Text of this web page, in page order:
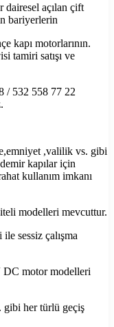
dairesel açılan çift
bariyerlerin
kapı motorlarının.
tamiri satışı ve
/ 532 558 77 22
,valilik vs. gibi
kapılar için
kullanım imkanı
modelleri mevcuttur.
sessiz çalışma
motor modelleri
gibi her türlü geçiş